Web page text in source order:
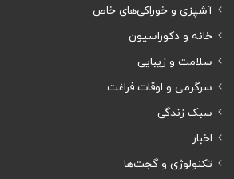
آشپزی و خوراکی‌های خاص
خانه و دکوراسیون
سلامت و زیبایی
سرگرمی و اوقات فراغت
سبک زندگی
اخبار
تکنولوژی و گجت‌ها